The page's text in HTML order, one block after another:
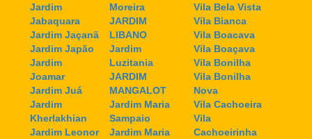
Jardim
Jabaquara
Jardim Jaçanã
Jardim Japão
Jardim
Joamar
Jardim Juá
Jardim
Kherlakhian
Jardim Leonor
Moreira
JARDIM
LIBANO
Jardim
Luzitania
JARDIM
MANGALOT
Jardim Maria
Sampaio
Jardim Maria
Vila Bela Vista
Vila Bianca
Vila Boacava
Vila Boaçava
Vila Bonilha
Vila Bonilha
Nova
Vila Cachoeira
Vila
Cachoeirinha